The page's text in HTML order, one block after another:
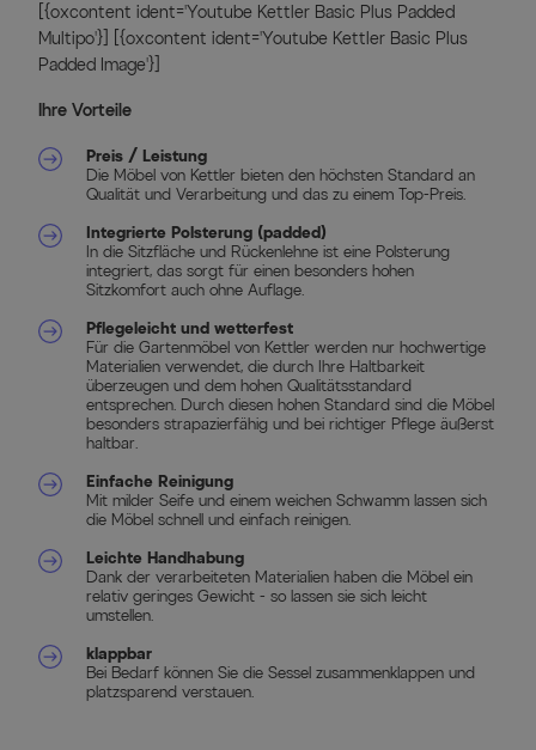
[{oxcontent ident='Youtube Kettler Basic Plus Padded
Multipo'}] [{oxcontent ident='Youtube Kettler Basic Plus
Padded Image'}]
Ihre Vorteile
Preis / Leistung
Die Möbel von Kettler bieten den höchsten Standard an
Qualität und Verarbeitung und das zu einem Top-Preis.
Integrierte Polsterung (padded)
In die Sitzfläche und Rückenlehne ist eine Polsterung
integriert, das sorgt für einen besonders hohen
Sitzkomfort auch ohne Auflage.
Pflegeleicht und wetterfest
Für die Gartenmöbel von Kettler werden nur hochwertige
Materialien verwendet, die durch Ihre Haltbarkeit
überzeugen und dem hohen Qualitätsstandard
entsprechen. Durch diesen hohen Standard sind die Möbel
besonders strapazierfähig und bei richtiger Pflege äußerst
haltbar.
Einfache Reinigung
Mit milder Seife und einem weichen Schwamm lassen sich
die Möbel schnell und einfach reinigen.
Leichte Handhabung
Dank der verarbeiteten Materialien haben die Möbel ein
relativ geringes Gewicht - so lassen sie sich leicht
umstellen.
klappbar
Bei Bedarf können Sie die Sessel zusammenklappen und
platzsparend verstauen.